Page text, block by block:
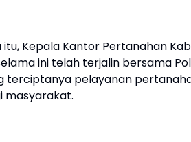
Kepala Kantor Pertanahan
ini telah terjalin bersama
terciptanya pelayanan
masyarakat.